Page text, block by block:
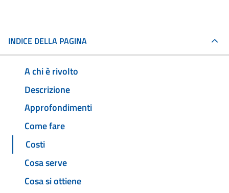
INDICE DELLA PAGINA
A chi è rivolto
Descrizione
Approfondimenti
Come fare
Costi
Cosa serve
Cosa si ottiene